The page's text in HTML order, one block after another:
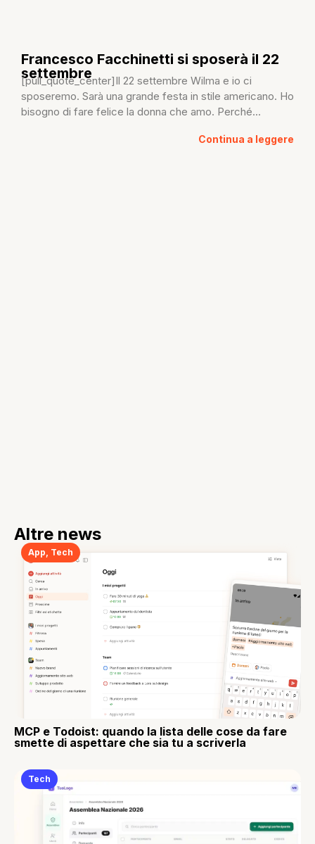
Francesco Facchinetti si sposerà il 22
settembre
[pull_quote_center]Il 22 settembre Wilma e io ci
sposeremo. Sarà una grande festa in stile americano. Ho
bisogno di fare felice la donna che amo. Perché...
Continua a leggere
Altre news
App Tech
MCP e Todoist: quando la lista delle cose da fare
smette di aspettare che sia tu a scriverla
Tech